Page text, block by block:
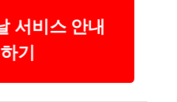
서비스 안내
기